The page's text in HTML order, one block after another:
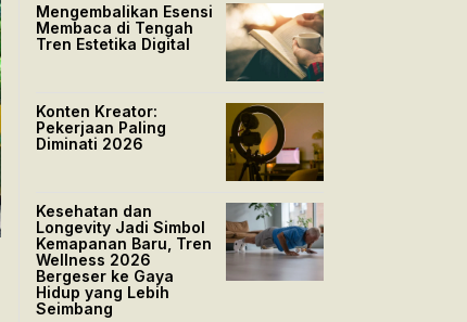
Mengembalikan Esensi
Membaca di Tengah
Tren Estetika Digital
Konten Kreator:
Pekerjaan Paling
Diminati 2026
Kesehatan dan
Longevity Jadi Simbol
Kemapanan Baru, Tren
Wellness 2026
Bergeser ke Gaya
Hidup yang Lebih
Seimbang